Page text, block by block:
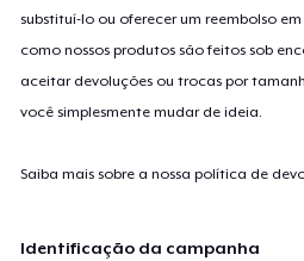
substituí-lo ou oferecer um reembolso
como nossos produtos são feitos sob
aceitar devoluções ou trocas por
você simplesmente mudar de ideia.
Saiba mais sobre a nossa política de
Identificação da campanha